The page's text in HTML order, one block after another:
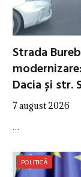
Strada
Dacia și str.
7 august 2026
…
POLITICĂ